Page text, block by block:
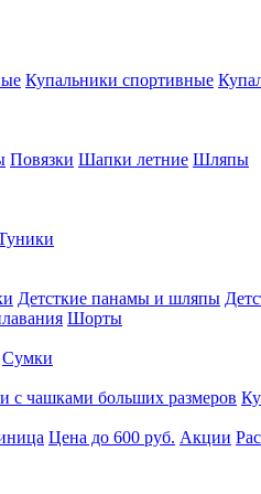
Купальники спортивные
Повязки Шапки летние Шляпы
Детсткие панамы и шляпы
Шорты
Сумки
с чашками больших размеров
Цена до 600 руб. Акции